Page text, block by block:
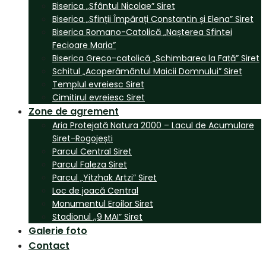
Biserica „Sfântul Nicolae” Siret
Biserica „Sfinții Împărați Constantin și Elena” Siret
Biserica Romano-Catolică „Nașterea Sfintei
Fecioare Maria”
Biserica Greco-catolică „Schimbarea la Față” Siret
Schitul „Acoperământul Maicii Domnului” Siret
Templul evreiesc Siret
Cimitirul evreiesc Siret
Zone de agrement
Aria Protejată Natura 2000 – Lacul de Acumulare
Siret-Rogojești
Parcul Central Siret
Parcul Faleza Siret
Parcul „Yitzhak Artzi” Siret
Loc de joacă Central
Monumentul Eroilor Siret
Stadionul ,,9 MAI” Siret
Galerie foto
Contact